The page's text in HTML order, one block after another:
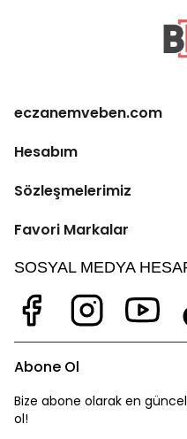
eczanemveben.com
Hesabım
Sözleşmelerimiz
Favori Markalar
SOSYAL MEDYA
Abone Ol
Bize abone olarak en
ol!